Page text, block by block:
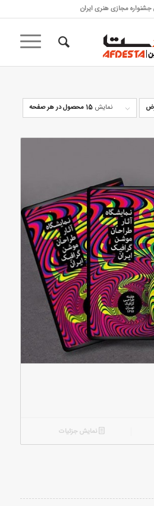
جشنواره مجازی هنری ایران
نمایش 15 محصول در هر صفحه
نمایش جزئیات